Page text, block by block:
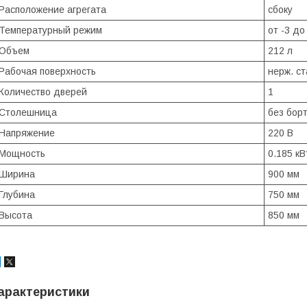
агрегата
сбоку
режим
от -3 до
212 л
поверхность
нерж.
дверей
1
без
220 В
0.185
900 мм
750 мм
850 мм